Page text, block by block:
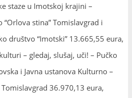
staze u Imotskoj krajini –
stina” Tomislavgrad i
društvo “Imotski” 13.665,55 eura,
– gledaj, slušaj, uči! – Pučko
i Javna ustanova Kulturno –
36.970,13 eura,